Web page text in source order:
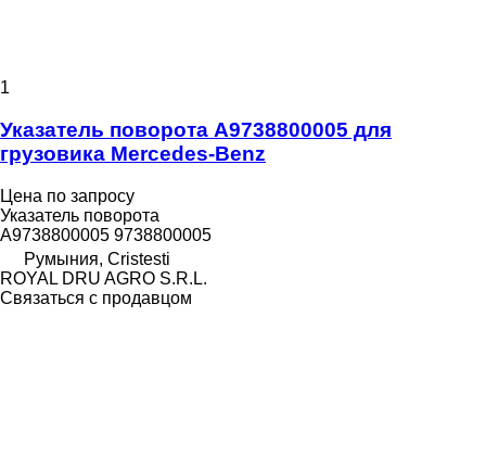
1
Указатель поворота A9738800005 для
грузовика Mercedes-Benz
Цена по запросу
Указатель поворота
A9738800005 9738800005
Румыния, Cristesti
ROYAL DRU AGRO S.R.L.
Связаться с продавцом